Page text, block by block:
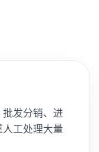
发分销、进
工处理大量